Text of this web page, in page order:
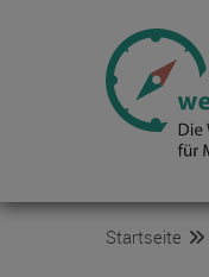
Startseite